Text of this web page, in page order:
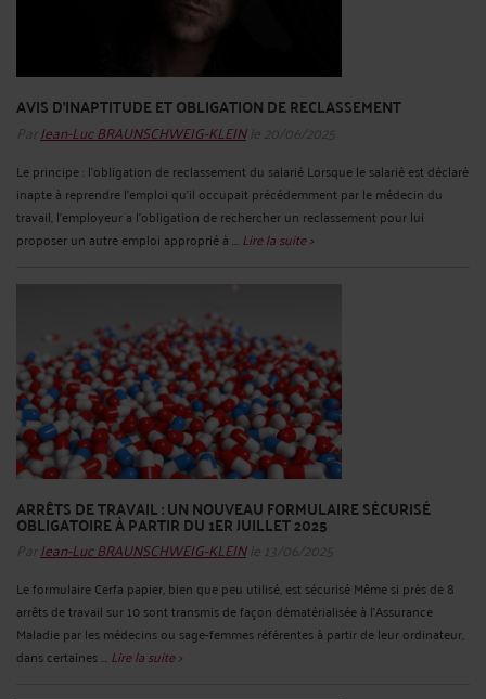
AVIS D’INAPTITUDE ET OBLIGATION DE RECLASSEMENT
Par Jean-Luc BRAUNSCHWEIG-KLEINle 20/06/2025
Le principe : l’obligation de reclassement du salarié Lorsque le salarié est déclaré
inapte à reprendre l'emploi qu'il occupait précédemment par le médecin du
travail, l’employeur a l'obligation de rechercher un reclassement pour lui
proposer un autre emploi approprié à ... Lire la suite >
ARRÊTS DE TRAVAIL : UN NOUVEAU FORMULAIRE SÉCURISÉ
OBLIGATOIRE À PARTIR DU 1ER JUILLET 2025
Par Jean-Luc BRAUNSCHWEIG-KLEINle 13/06/2025
Le formulaire Cerfa papier, bien que peu utilisé, est sécurisé Même si près de 8
arrêts de travail sur 10 sont transmis de façon dématérialisée à l’Assurance
Maladie par les médecins ou sage-femmes référentes à partir de leur ordinateur,
dans certaines ... Lire la suite >